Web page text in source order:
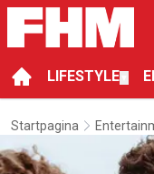
LIFESTYLE
Startpagina